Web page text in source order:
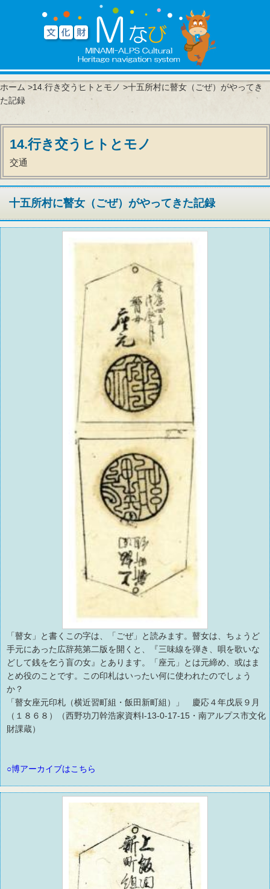
ホーム >14.行き交うヒトとモノ >十五所村に瞽女（ごぜ）がやってき
た記録
14.行き交うヒトとモノ
交通
十五所村に瞽女（ごぜ）がやってきた記録
「瞽女」と書くこの字は、「ごぜ」と読みます。瞽女は、ちょうど
手元にあった広辞苑第二版を開くと、『三味線を弾き、唄を歌いな
どして銭を乞う盲の女』とあります。「座元」とは元締め、或はま
とめ役のことです。この印札はいったい何に使われたのでしょう
か？
「瞽女座元印札（横近習町組・飯田新町組）」 慶応４年戊辰９月
（１８６８）（西野功刀幹浩家資料I-13-0-17-15・南アルプス市文化
財課蔵）
○博アーカイブはこちら